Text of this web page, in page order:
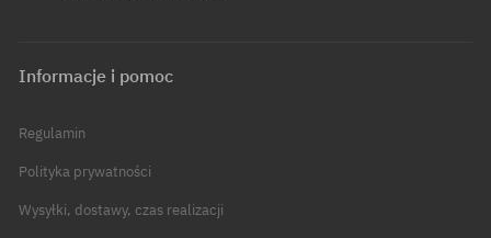
Informacje i pomoc
Regulamin
Polityka prywatności
Wysyłki, dostawy, czas realizacji